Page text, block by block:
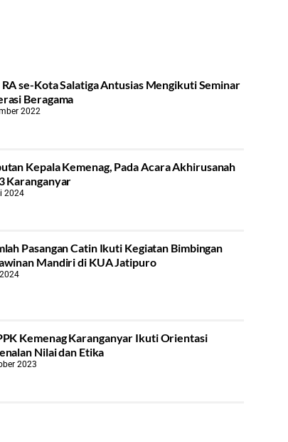
se-Kota Salatiga Antusias Mengikuti Seminar
Beragama
2022
Kepala Kemenag, Pada Acara Akhirusanah
Karanganyar
2024
Pasangan Catin Ikuti Kegiatan Bimbingan
Mandiri di KUA Jatipuro
Kemenag Karanganyar Ikuti Orientasi
Nilai dan Etika
2023